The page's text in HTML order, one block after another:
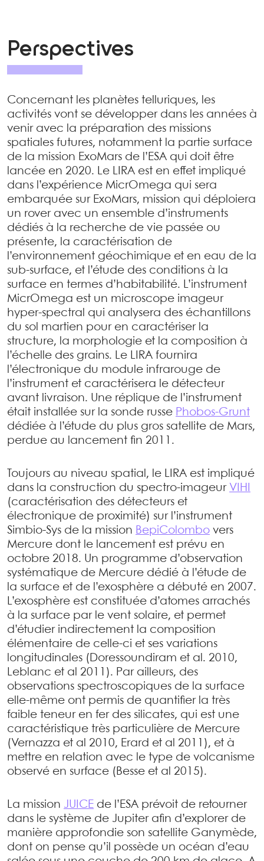
Perspectives
Concernant les planètes telluriques, les
activités vont se développer dans les années à
venir avec la préparation des missions
spatiales futures, notamment la partie surface
de la mission ExoMars de l’ESA qui doit être
lancée en 2020. Le LIRA est en effet impliqué
dans l’expérience MicrOmega qui sera
embarquée sur ExoMars, mission qui déploiera
un rover avec un ensemble d’instruments
dédiés à la recherche de vie passée ou
présente, la caractérisation de
l’environnement géochimique et en eau de la
sub-surface, et l’étude des conditions à la
surface en termes d’habitabilité. L’instrument
MicrOmega est un microscope imageur
hyper-spectral qui analysera des échantillons
du sol martien pour en caractériser la
structure, la morphologie et la composition à
l’échelle des grains. Le LIRA fournira
l’électronique du module infrarouge de
l’instrument et caractérisera le détecteur
avant livraison. Une réplique de l’instrument
était installée sur la sonde russe Phobos-Grunt
dédiée à l’étude du plus gros satellite de Mars,
perdue au lancement fin 2011.
Toujours au niveau spatial, le LIRA est impliqué
dans la construction du spectro-imageur VIHI
(caractérisation des détecteurs et
électronique de proximité) sur l’instrument
Simbio-Sys de la mission BepiColombo vers
Mercure dont le lancement est prévu en
octobre 2018. Un programme d’observation
systématique de Mercure dédié à l’étude de
la surface et de l’exosphère a débuté en 2007.
L’exosphère est constituée d’atomes arrachés
à la surface par le vent solaire, et permet
d’étudier indirectement la composition
élémentaire de celle-ci et ses variations
longitudinales (Doressoundiram et al. 2010,
Leblanc et al 2011). Par ailleurs, des
observations spectroscopiques de la surface
elle-même ont permis de quantifier la très
faible teneur en fer des silicates, qui est une
caractéristique très particulière de Mercure
(Vernazza et al 2010, Erard et al 2011), et à
mettre en relation avec le type de volcanisme
observé en surface (Besse et al 2015).
La mission JUICE de l’ESA prévoit de retourner
dans le système de Jupiter afin d’explorer de
manière approfondie son satellite Ganymède,
dont on pense qu’il possède un océan d’eau